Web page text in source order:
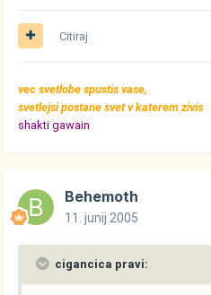
Citiraj
vec svetlobe spustis vase,
svetlejsi postane svet v katerem zivis
shakti gawain
Behemoth
11. junij 2005
cigancica pravi: